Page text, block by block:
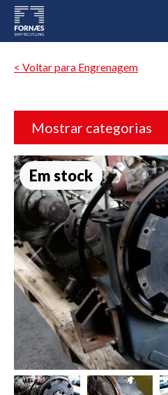
< Voltar para Engrenagem
Mostrar categorias
Em stock